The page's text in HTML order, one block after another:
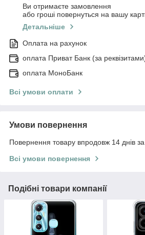
Ви отримаєте замовлення
або гроші повернуться на вашу
Детальніше
Оплата на рахунок
оплата Приват Банк (за
оплата МоноБанк
Всі умови оплати
Умови повернення
Повернення товару впродовж 14 днів
Всі умови повернення
Подібні товари компанії